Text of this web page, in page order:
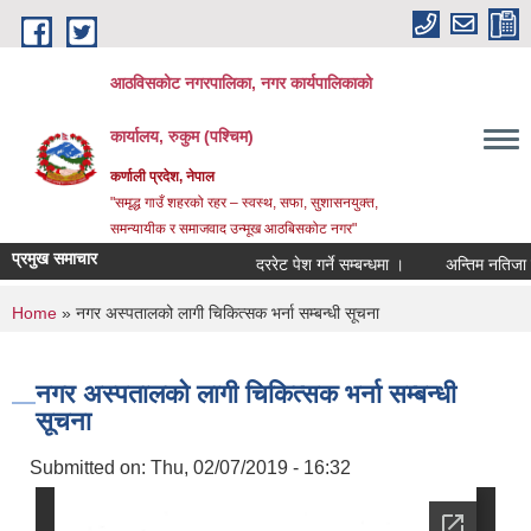
Skip to main content
आठविसकोट नगरपालिका, नगर कार्यपालिकाको
कार्यालय, रुकुम (पश्चिम)
कर्णाली प्रदेश, नेपाल
"समृद्ध गाउँ शहरको रहर – स्वस्थ, सफा, सुशासनयुक्त,
समन्यायीक र समाजवाद उन्मूख आठबिसकोट नगर"
प्रमुख समाचार दररेट पेश गर्ने सम्बन्धमा । अन्तिम नतिजा
You are here
Home » नगर अस्पतालको लागी चिकित्सक भर्ना सम्बन्धी सूचना
नगर अस्पतालको लागी चिकित्सक भर्ना सम्बन्धी
सूचना
Submitted on: Thu, 02/07/2019 - 16:32